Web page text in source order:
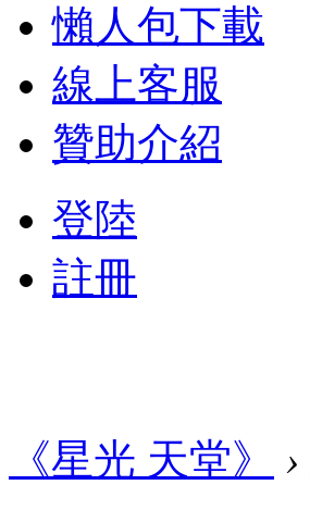
懶人包下載
線上客服
贊助介紹
登陸
註冊
《星光 天堂》 ›